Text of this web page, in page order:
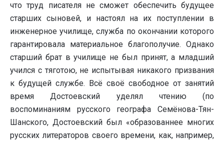
что труд писателя не сможет обеспечить будущее
старших сыновей, и настоял на их поступлении в
инженерное училище, служба по окончании которого
гарантировала материальное благополучие. Однако
старший брат в училище не был принят, а младший
учился с тяготою, не испытывая никакого призвания
к будущей службе. Всё своё свободное от занятий
время Достоевский уделял чтению (по
воспоминаниям русского географа Семёнова-Тян-
Шанского, Достоевский был «образованнее многих
русских литераторов своего времени, как, например,